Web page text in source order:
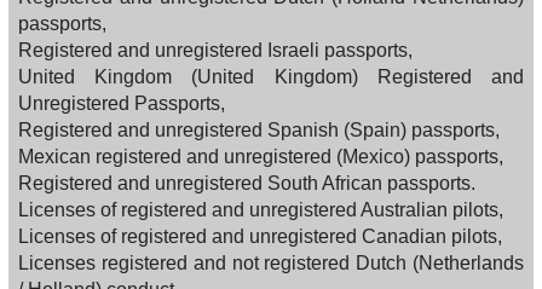
passports,
Registered and unregistered Israeli passports,
United Kingdom (United Kingdom) Registered and
Unregistered Passports,
Registered and unregistered Spanish (Spain) passports,
Mexican registered and unregistered (Mexico) passports,
Registered and unregistered South African passports.
Licenses of registered and unregistered Australian pilots,
Licenses of registered and unregistered Canadian pilots,
Licenses registered and not registered Dutch (Netherlands